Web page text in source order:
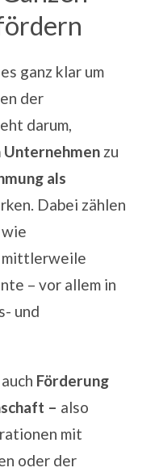
ganz klar um
der
darum,
Unternehmen zu
als
Dabei zählen
mittlerweile
– vor allem in
und
Förderung
– also
mit
oder der